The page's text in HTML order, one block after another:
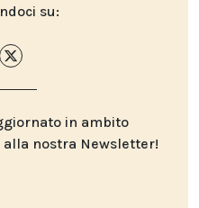
su:
in ambito
nostra Newsletter!